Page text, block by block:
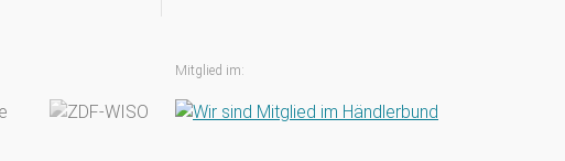
Mitglied im: